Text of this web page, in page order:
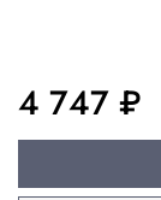
4 747 ₽